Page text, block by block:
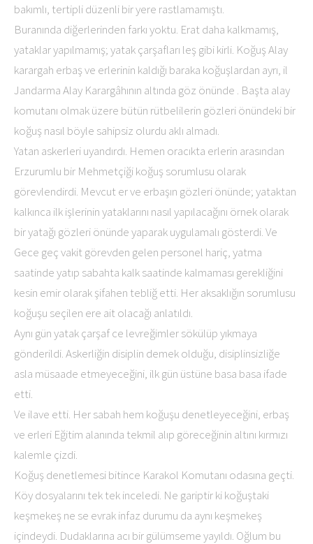
bakımlı, tertipli düzenli bir yere rastlamamıştı.
Buranında diğerlerinden farkı yoktu. Erat daha kalkmamış,
yataklar yapılmamış; yatak çarşafları leş gibi kirli. Koğuş Alay
karargah erbaş ve erlerinin kaldığı baraka koğuşlardan ayrı, il
Jandarma Alay Karargâhının altında göz önünde . Başta alay
komutanı olmak üzere bütün rütbelilerin gözleri önündeki bir
koğuş nasıl böyle sahipsiz olurdu aklı almadı.
Yatan askerleri uyandırdı. Hemen oracıkta erlerin arasından
Erzurumlu bir Mehmetçiği koğuş sorumlusu olarak
görevlendirdi. Mevcut er ve erbaşın gözleri önünde; yataktan
kalkınca ilk işlerinin yataklarını nasıl yapılacağını örnek olarak
bir yatağı gözleri önünde yaparak uygulamalı gösterdi. Ve
Gece geç vakit görevden gelen personel hariç, yatma
saatinde yatıp sabahta kalk saatinde kalmaması gerekliğini
kesin emir olarak şifahen tebliğ etti. Her aksaklığın sorumlusu
koğuşu seçilen ere ait olacağı anlatıldı.
Aynı gün yatak çarşaf ce levreğimler sökülüp yıkmaya
gönderildi. Askerliğin disiplin demek olduğu, disiplinsizliğe
asla müsaade etmeyeceğini, ilk gün üstüne basa basa ifade
etti.
Ve ilave etti. Her sabah hem koğuşu denetleyeceğini, erbaş
ve erleri Eğitim alanında tekmil alıp göreceğinin altını kırmızı
kalemle çizdi.
Koğuş denetlemesi bitince Karakol Komutanı odasına geçti.
Köy dosyalarını tek tek inceledi. Ne gariptir ki koğuştaki
keşmekeş ne se evrak infaz durumu da aynı keşmekeş
içindeydi. Dudaklarına acı bir gülümseme yayıldı. Oğlum bu